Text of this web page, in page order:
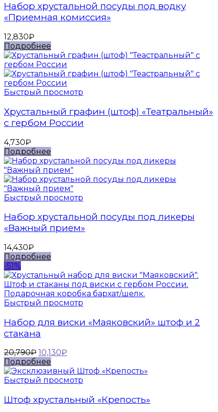
Набор хрустальной посуды под водку
«Приемная комиссия»
12,830₽
Подробнее
Быстрый просмотр
Хрустальный графин (штоф) «Театральный»
с гербом России
4,730₽
Подробнее
Быстрый просмотр
Набор хрустальной посуды под ликеры
«Важный прием»
14,430₽
Подробнее
-51%
Быстрый просмотр
Набор для виски «Маяковский» штоф и 2
стакана
20,790₽ 10,130₽
Подробнее
Быстрый просмотр
Штоф хрустальный «Крепость»